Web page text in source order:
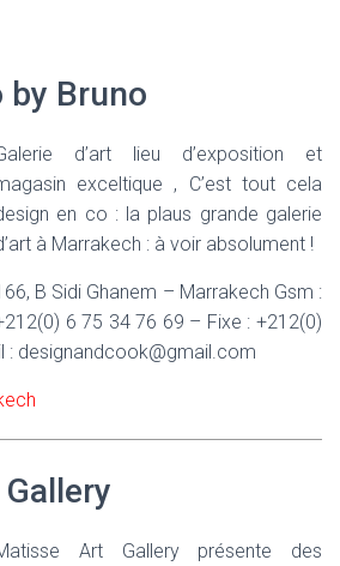
by Bruno
d’art lieu d’exposition et
exceltique , C’est tout cela
en co : la plaus grande galerie
à Marrakech : à voir absolument !
B Sidi Ghanem – Marrakech Gsm :
6 75 34 76 69 – Fixe : +212(0)
: designandcook@gmail.com
Art Gallery présente des